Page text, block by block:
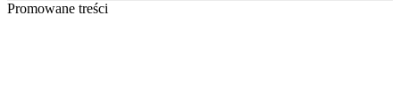
Promowane treści